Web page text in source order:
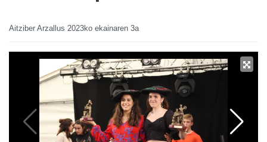
Aitziber Arzallus 2023ko ekainaren 3a